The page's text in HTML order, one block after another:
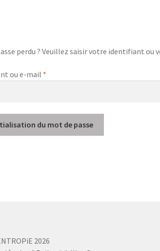
perdu ? Veuillez saisir votre identifiant ou
ou e-mail *
du mot de passe
2026